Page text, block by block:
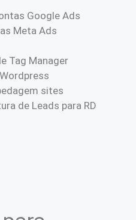
Google Ads
Meta Ads
Tag Manager
sites
de Leads para RD